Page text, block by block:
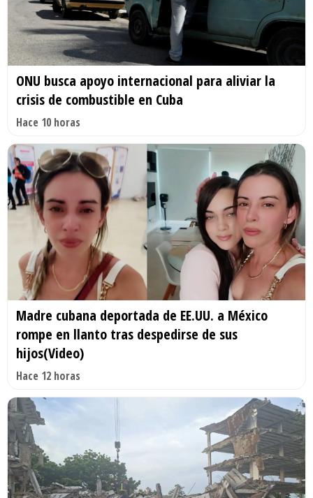
ONU busca apoyo internacional para aliviar la
crisis de combustible en Cuba
Hace 10 horas
Madre cubana deportada de EE.UU. a México
rompe en llanto tras despedirse de sus
hijos(Video)
Hace 12 horas